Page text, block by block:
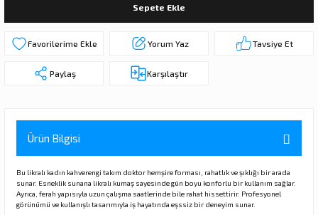
Sepete Ekle
Yorum Yaz Tavsiye Et
Paylaş Karşılaştır
Ürün Bilgisi
Bu likralı kadın kahverengi takım doktor hemşire forması, rahatlık ve şıklığı bir arada
sunar. Esneklik sunana likralı kumaş sayesinde gün boyu konforlu bir kullanım sağlar.
Ayrıca, ferah yapısıyla uzun çalışma saatlerinde bile rahat hissettirir. Profesyonel
görünümü ve kullanışlı tasarımıyla iş hayatında eşssiz bir deneyim sunar.